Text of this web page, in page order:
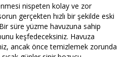
nispeten kolay ve zor
gerçekten hızlı bir şekilde eski
süre yüzme havuzuna sahip
keşfedeceksiniz. Havuza
ancak önce temizlemek zorunda